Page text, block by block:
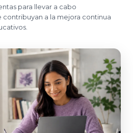
para llevar a cabo
contribuyan a la mejora continua